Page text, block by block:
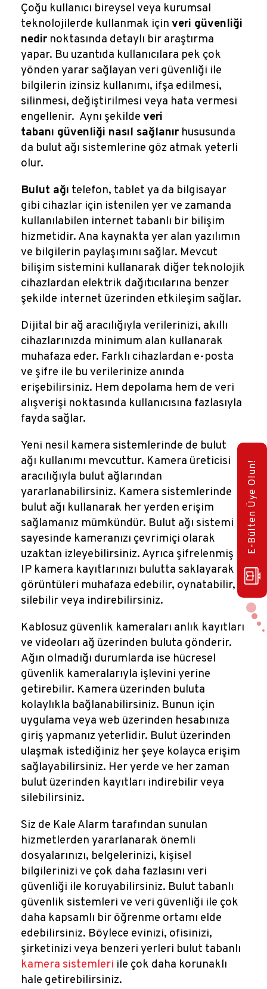
Çoğu kullanıcı bireysel veya kurumsal
teknolojilerde kullanmak için veri güvenliği
nedir noktasında detaylı bir araştırma
yapar. Bu uzantıda kullanıcılara pek çok
yönden yarar sağlayan veri güvenliği ile
bilgilerin izinsiz kullanımı, ifşa edilmesi,
silinmesi, değiştirilmesi veya hata vermesi
engellenir. Aynı şekilde veri
tabanı güvenliği nasıl sağlanır hususunda
da bulut ağı sistemlerine göz atmak yeterli
olur.
Bulut ağı telefon, tablet ya da bilgisayar
gibi cihazlar için istenilen yer ve zamanda
kullanılabilen internet tabanlı bir bilişim
hizmetidir. Ana kaynakta yer alan yazılımın
ve bilgilerin paylaşımını sağlar. Mevcut
bilişim sistemini kullanarak diğer teknolojik
cihazlardan elektrik dağıtıcılarına benzer
şekilde internet üzerinden etkileşim sağlar.
Dijital bir ağ aracılığıyla verilerinizi, akıllı
cihazlarınızda minimum alan kullanarak
muhafaza eder. Farklı cihazlardan e-posta
ve şifre ile bu verilerinize anında
erişebilirsiniz. Hem depolama hem de veri
alışverişi noktasında kullanıcısına fazlasıyla
fayda sağlar.
Yeni nesil kamera sistemlerinde de bulut
ağı kullanımı mevcuttur. Kamera üreticisi
aracılığıyla bulut ağlarından
yararlanabilirsiniz. Kamera sistemlerinde
bulut ağı kullanarak her yerden erişim
sağlamanız mümkündür. Bulut ağı sistemi
sayesinde kameranızı çevrimiçi olarak
uzaktan izleyebilirsiniz. Ayrıca şifrelenmiş
IP kamera kayıtlarınızı bulutta saklayarak
görüntüleri muhafaza edebilir, oynatabilir,
silebilir veya indirebilirsiniz.
Kablosuz güvenlik kameraları anlık kayıtları
ve videoları ağ üzerinden buluta gönderir.
Ağın olmadığı durumlarda ise hücresel
güvenlik kameralarıyla işlevini yerine
getirebilir. Kamera üzerinden buluta
kolaylıkla bağlanabilirsiniz. Bunun için
uygulama veya web üzerinden hesabınıza
giriş yapmanız yeterlidir. Bulut üzerinden
ulaşmak istediğiniz her şeye kolayca erişim
sağlayabilirsiniz. Her yerde ve her zaman
bulut üzerinden kayıtları indirebilir veya
silebilirsiniz.
Siz de Kale Alarm tarafından sunulan
hizmetlerden yararlanarak önemli
dosyalarınızı, belgelerinizi, kişisel
bilgilerinizi ve çok daha fazlasını veri
güvenliği ile koruyabilirsiniz. Bulut tabanlı
güvenlik sistemleri ve veri güvenliği ile çok
daha kapsamlı bir öğrenme ortamı elde
edebilirsiniz. Böylece evinizi, ofisinizi,
şirketinizi veya benzeri yerleri bulut tabanlı
kamera sistemleri ile çok daha korunaklı
hale getirebilirsiniz.
E-Bülten Üye Olun!